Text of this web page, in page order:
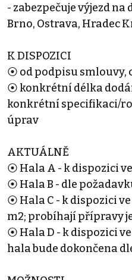
- zabezpečuje výjezd na
Brno, Ostrava, Hradec
K DISPOZICI
⦿ od podpisu smlouvy,
⦿ konkrétní délka
konkrétní specifikaci/
úprav
AKTUÁLNĚ
⦿ Hala A - k dispozici
⦿ Hala B - dle
⦿ Hala C - k dispozici
m2; probíhají přípravy
⦿ Hala D - k dispozici
hala bude dokončena